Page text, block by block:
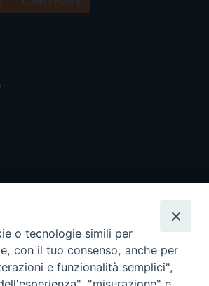
o tecnologie simili per
con il tuo consenso, anche per
e funzionalità semplici",